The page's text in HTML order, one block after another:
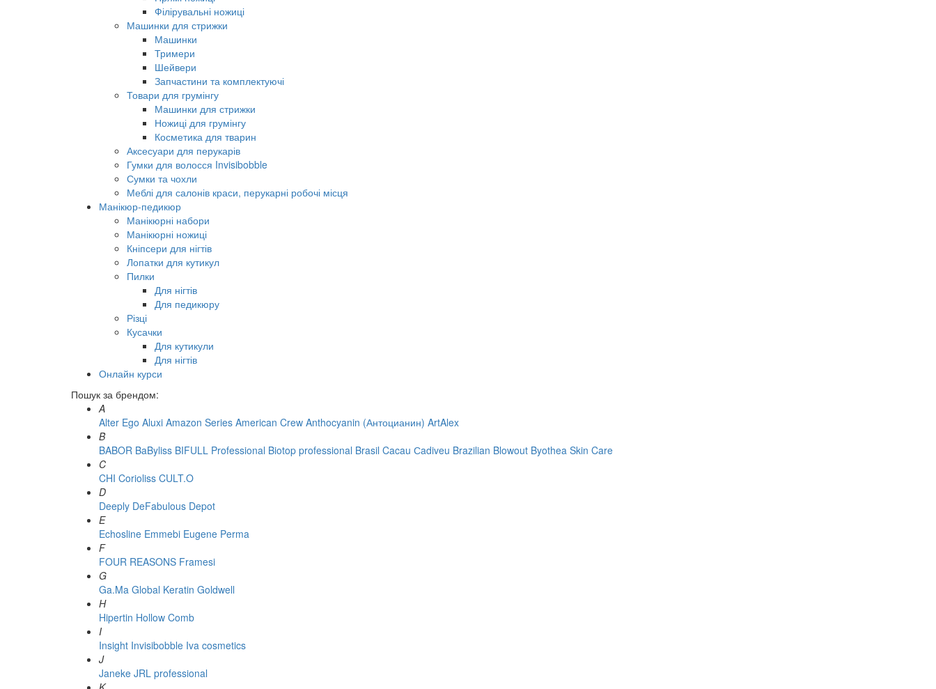
Філірувальні ножиці
Машинки для стрижки
Машинки
Тримери
Шейвери
Запчастини та комплектуючі
Товари для грумінгу
Машинки для стрижки
Ножиці для грумінгу
Косметика для тварин
Аксесуари для перукарів
Гумки для волосся Invisibobble
Сумки та чохли
Меблі для салонів краси, перукарні робочі місця
Манікюр-педикюр
Манікюрні набори
Манікюрні ножиці
Кніпсери для нігтів
Лопатки для кутикул
Пилки
Для нігтів
Для педикюру
Різці
Кусачки
Для кутикули
Для нігтів
Онлайн курси
Пошук за брендом:
A
Alter Ego Aluxi Amazon Series American Crew Anthocyanin (Антоцианин) ArtAlex
B
BABOR BaByliss BIFULL Professional Biotop professional Brasil Cacau Сadiveu Brazilian Blowout Byothea Skin Care
C
CHI Corioliss CULT.O
D
Deeply DeFabulous Depot
E
Echosline Emmebi Eugene Perma
F
FOUR REASONS Framesi
G
Ga.Ma Global Keratin Goldwell
H
Hipertin Hollow Comb
I
Insight Invisibobble Iva cosmetics
J
Janeke JRL professional